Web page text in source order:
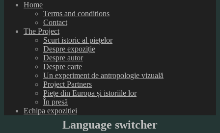
Home
Terms and conditions
Contact
The Project
Scurt istoric al piețelor
Despre expoziție
Despre autor
Despre carte
Un experiment de antropologie vizuală
Project Partners
Piețe din Europa și istoriile lor
În presă
Echipa expoziției
Language switcher